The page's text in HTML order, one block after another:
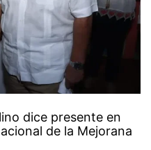
dice presente en
de la Mejorana